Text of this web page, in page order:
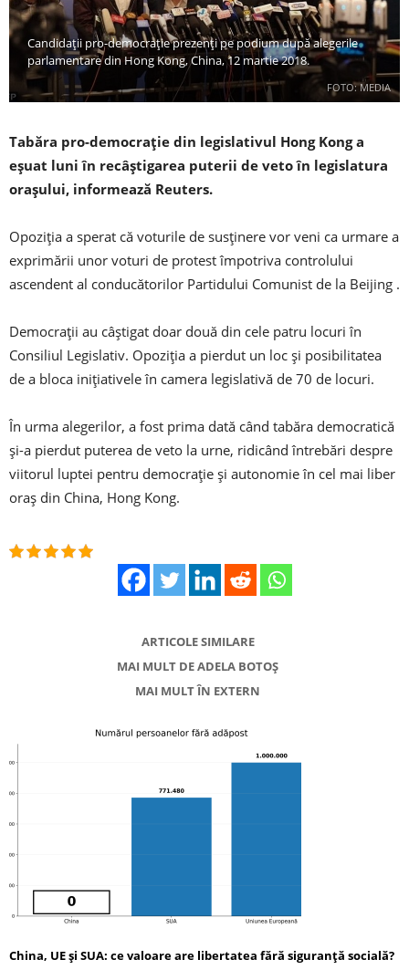
FOTO: MEDIA
Candidații pro-democrație prezenți pe podium după alegerile
parlamentare din Hong Kong, China, 12 martie 2018.
Tabăra pro-democrație din legislativul Hong Kong a
eșuat luni în recâștigarea puterii de veto în legislatura
orașului, informează Reuters.
Opoziția a sperat că voturile de susținere vor veni ca urmare a
exprimării unor voturi de protest împotriva controlului
ascendent al conducătorilor Partidului Comunist de la Beijing .
Democrații au câștigat doar două din cele patru locuri în
Consiliul Legislativ. Opoziția a pierdut un loc și posibilitatea
de a bloca inițiativele în camera legislativă de 70 de locuri.
În urma alegerilor, a fost prima dată când tabăra democratică
și-a pierdut puterea de veto la urne, ridicând întrebări despre
viitorul luptei pentru democrație și autonomie în cel mai liber
oraș din China, Hong Kong.
ARTICOLE SIMILARE
MAI MULT DE ADELA BOTOȘ
MAI MULT ÎN EXTERN
China, UE și SUA: ce valoare are libertatea fără siguranță socială?